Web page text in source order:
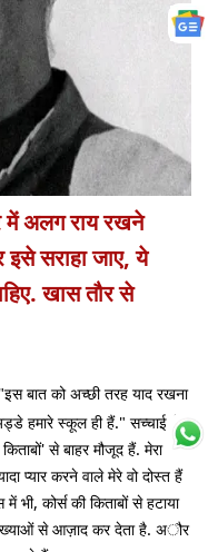
में अलग राय रखने
सराहा जाए, ये
खास तौर से
बात को अच्छी तरह याद रखना
हमारे स्कूल ही हैं." सच्चाई ये
से बाहर मौजूद हैं. मेरा
प्यार करने वाले मेरे वो दोस्त हैं
में भी, कोर्स की किताबों से हटाया
से आज़ाद कर देता है. अौर